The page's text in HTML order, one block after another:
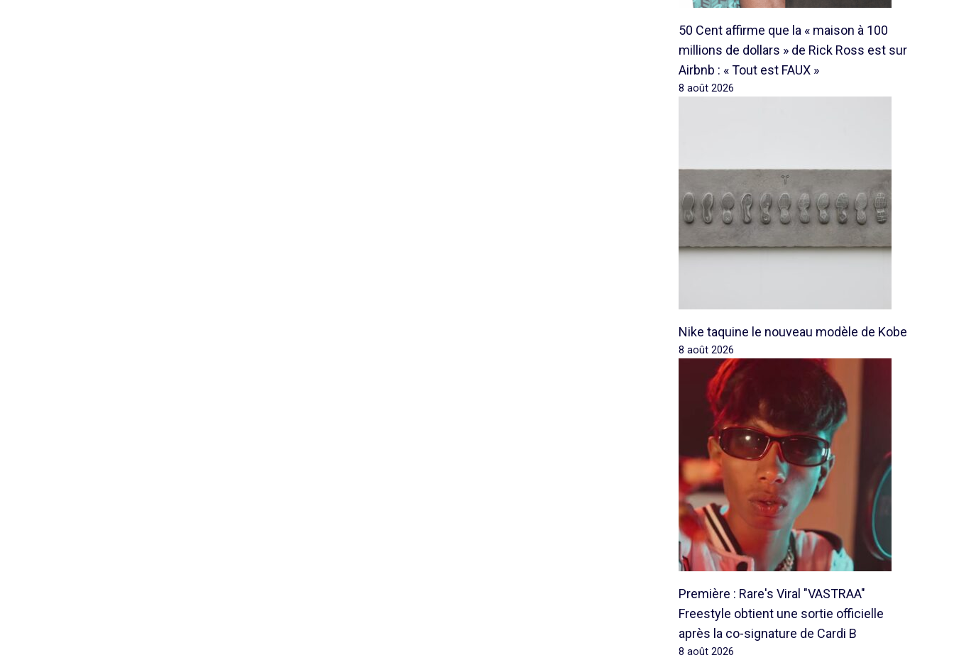
50 Cent affirme que la « maison à 100
millions de dollars » de Rick Ross est sur
Airbnb : « Tout est FAUX »
8 août 2026
Nike taquine le nouveau modèle de Kobe
8 août 2026
Première : Rare's Viral "VASTRAA"
Freestyle obtient une sortie officielle
après la co-signature de Cardi B
8 août 2026